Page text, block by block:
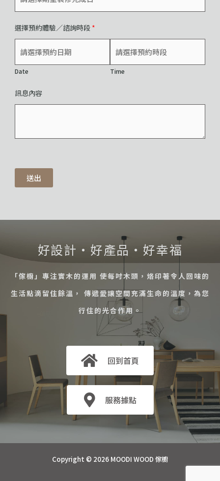
選擇預約體驗／諮詢時段 *
Date Time
訊息內容
送出
好設計・好產品・好幸福
「傢櫥」專注實木的運用 使每吋木頭，烙印著令人回味的
生活點滴留住餘溫， 傳遞愛讓空間充滿生命的溫度，為您
行住的光合作用。
回到首頁
服務據點
Copyright © 2026 MOODI WOOD 傢櫥